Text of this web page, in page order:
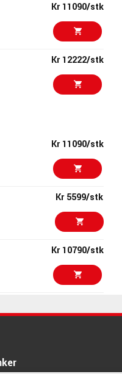
Kr 11090/stk
Kr 12222/stk
Kr 11590/stk
Kr 9116/stk
Kr 29999/stk
Kr 47590/stk
Kr 44999/stk
Kr 11090/stk
Kr 5599/stk
Kr 10790/stk